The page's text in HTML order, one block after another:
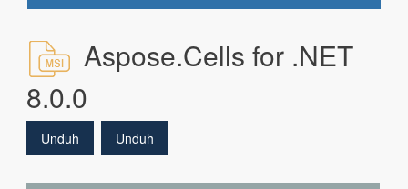
Aspose.Cells for .NET
8.0.0
Unduh Unduh